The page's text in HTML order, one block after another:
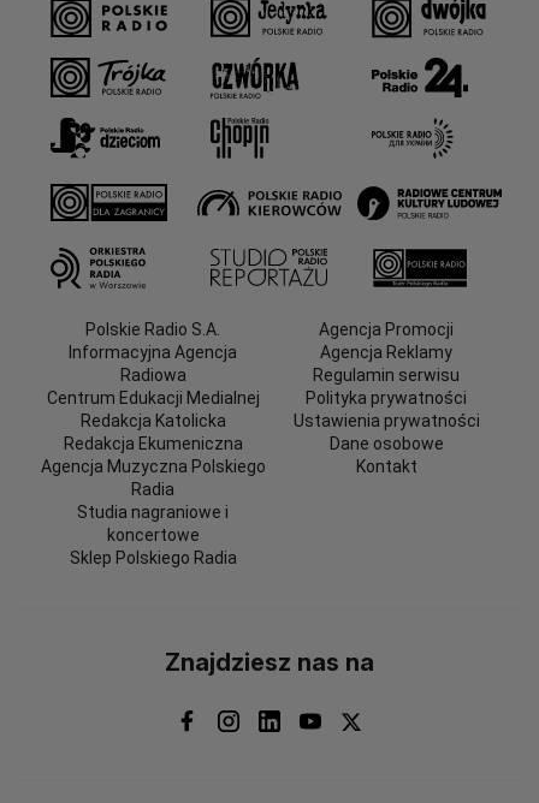
Polskie Radio S.A.
Informacyjna Agencja
Radiowa
Centrum Edukacji Medialnej
Redakcja Katolicka
Redakcja Ekumeniczna
Agencja Muzyczna Polskiego
Radia
Studia nagraniowe i
koncertowe
Sklep Polskiego Radia
Agencja Promocji
Agencja Reklamy
Regulamin serwisu
Polityka prywatności
Ustawienia prywatności
Dane osobowe
Kontakt
Znajdziesz nas na